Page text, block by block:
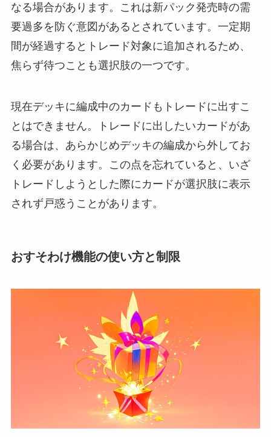
なる場合があります。これは新パック発売時の需
要過多を防ぐ意図があるとされています。一定期
間が経過するとトレード対象に追加されるため、
焦らず待つことも選択肢の一つです。
現在デッキに編成中のカードもトレードに出すこ
とはできません。トレードに出したいカードがあ
る場合は、あらかじめデッキの編成から外してお
く必要があります。この点を忘れていると、いざ
トレードしようとした際にカードが選択肢に表示
されず戸惑うことがあります。
おすそわけ機能の使い方と制限